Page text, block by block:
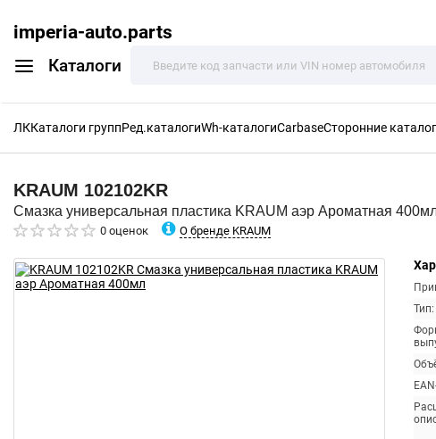
imperia-auto.parts
Каталоги
ЛККаталоги группРед.каталогиWh-каталогиCarbaseСторонние
KRAUM 102102KR
Смазка универсальная пластика KRAUM аэр Ароматная
0 оценок О бренде KRAUM
Тип: